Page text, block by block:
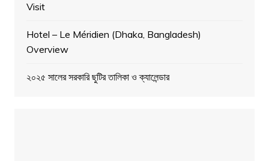
Visit
Hotel – Le Méridien (Dhaka, Bangladesh)
Overview
২০২৫ সালের সরকারি ছুটির তালিকা ও ক্যালেন্ডার